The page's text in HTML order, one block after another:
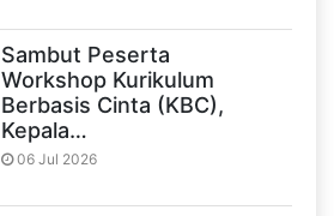
Sambut Peserta
Workshop Kurikulum
Berbasis Cinta (KBC),
Kepala…
06 Jul 2026